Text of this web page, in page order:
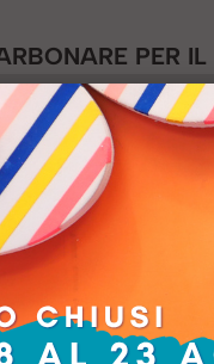
PER
con Excel,
La piattaforma digitale
ha inevitabilmente
completo, di facile